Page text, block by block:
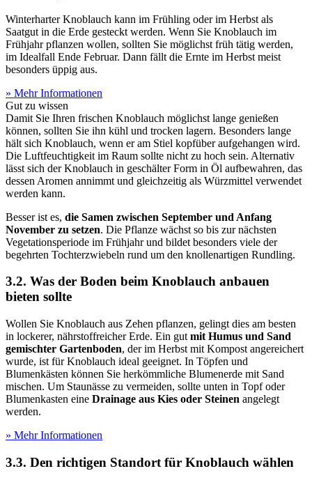
Winterharter Knoblauch kann im Frühling oder im Herbst als
Saatgut in die Erde gesteckt werden. Wenn Sie Knoblauch im
Frühjahr pflanzen wollen, sollten Sie möglichst früh tätig werden,
im Idealfall Ende Februar. Dann fällt die Ernte im Herbst meist
besonders üppig aus.
» Mehr Informationen
Gut zu wissen
Damit Sie Ihren frischen Knoblauch möglichst lange genießen
können, sollten Sie ihn kühl und trocken lagern. Besonders lange
hält sich Knoblauch, wenn er am Stiel kopfüber aufgehangen wird.
Die Luftfeuchtigkeit im Raum sollte nicht zu hoch sein. Alternativ
lässt sich der Knoblauch in geschälter Form in Öl aufbewahren, das
dessen Aromen annimmt und gleichzeitig als Würzmittel verwendet
werden kann.
Besser ist es, die Samen zwischen September und Anfang
November zu setzen. Die Pflanze wächst so bis zur nächsten
Vegetationsperiode im Frühjahr und bildet besonders viele der
begehrten Tochterzwiebeln rund um den knollenartigen Rundling.
3.2. Was der Boden beim Knoblauch anbauen
bieten sollte
Wollen Sie Knoblauch aus Zehen pflanzen, gelingt dies am besten
in lockerer, nährstoffreicher Erde. Ein gut mit Humus und Sand
gemischter Gartenboden, der im Herbst mit Kompost angereichert
wurde, ist für Knoblauch ideal geeignet. In Töpfen und
Blumenkästen können Sie herkömmliche Blumenerde mit Sand
mischen. Um Staunässe zu vermeiden, sollte unten in Topf oder
Blumenkasten eine Drainage aus Kies oder Steinen angelegt
werden.
» Mehr Informationen
3.3. Den richtigen Standort für Knoblauch wählen